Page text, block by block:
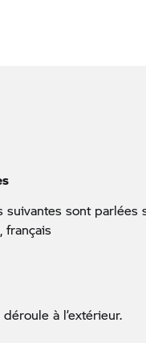
suivantes sont parlées
français
déroule à l’extérieur.